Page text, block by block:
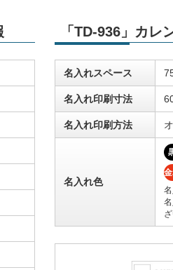
「TD-936」カレ
名入れスペース
名入れ印刷寸法
名入れ印刷方法
名入れ色